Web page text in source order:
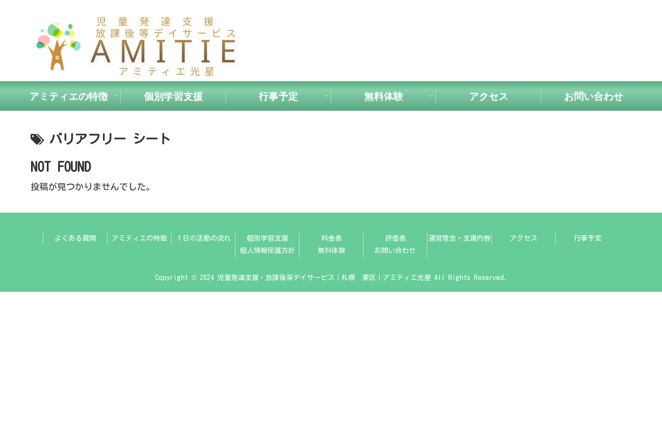
アミティエの特徴 個別学習支援 行事予定 無料体験 アクセス お問い合わせ
バリアフリー シート
NOT FOUND
投稿が見つかりませんでした。
よくある質問 アミティエの特徴 １日の活動の流れ 個別学習支援 料金表 評価表 運営理念・支援内容 アクセス
行事予定
個人情報保護方針
無料体験 お問い合わせ
Copyright © 2024 児童発達支援・放課後等デイサービス｜札幌 東区｜アミティエ光星 All Rights Reserved.